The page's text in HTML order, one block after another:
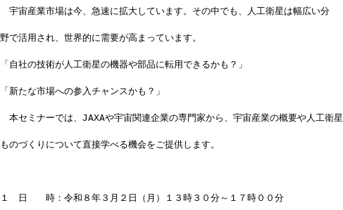
宇宙産業市場は今、急速に拡大しています。その中でも、人工衛星は幅広い分
野で活用され、世界的に需要が高まっています。
「自社の技術が人工衛星の機器や部品に転用できるかも？」
「新たな市場への参入チャンスかも？」
本セミナーでは、JAXAや宇宙関連企業の専門家から、宇宙産業の概要や人工衛星
ものづくりについて直接学べる機会をご提供します。
１　日　　時：令和８年３月２日（月）１３時３０分～１７時００分